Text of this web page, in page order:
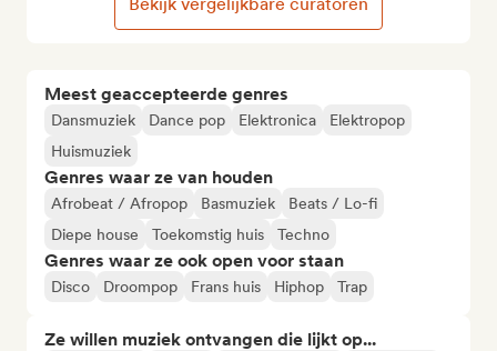
Meest geaccepteerde genres
Dansmuziek Dance pop Elektronica
Elektropop
Huismuziek
Genres waar ze van houden
Afrobeat / Afropop Basmuziek
Beats / Lo-fi
Diepe house
Toekomstig huis Techno
Genres waar ze ook open voor staan
Disco Droompop Frans huis Hiphop Trap
Ze willen muziek ontvangen die lijkt op...